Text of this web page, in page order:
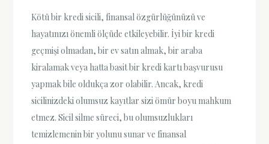
Kötü bir kredi sicili, finansal özgürlüğünüzü ve
hayatınızı önemli ölçüde etkileyebilir. İyi bir kredi
geçmişi olmadan, bir ev satın almak, bir araba
kiralamak veya hatta basit bir kredi kartı başvurusu
yapmak bile oldukça zor olabilir. Ancak, kredi
sicilinizdeki olumsuz kayıtlar sizi ömür boyu mahkum
etmez. Sicil silme süreci, bu olumsuzlukları
temizlemenin bir yolunu sunar ve finansal